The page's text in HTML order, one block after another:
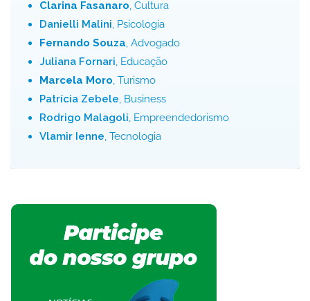
Clarina Fasanaro, Cultura
Danielli Malini, Psicologia
Fernando Souza, Advogado
Juliana Fornari, Educação
Marcela Moro, Turismo
Patrícia Zebele, Business
Rodrigo Malagoli, Empreendedorismo
Vlamir Ienne, Tecnologia